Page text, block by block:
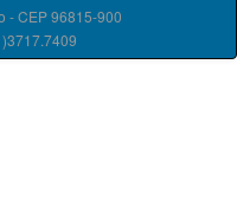
- CEP 96815-900